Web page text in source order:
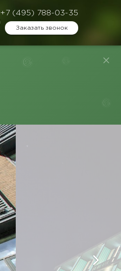
+7 (495) 788-03-35
Заказать звонок